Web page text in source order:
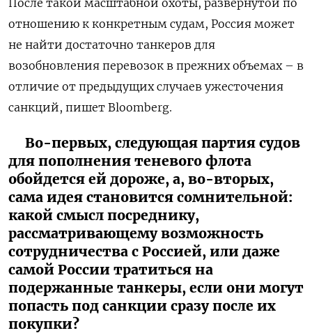
отношению к конкретным судам, Россия может
не найти достаточно танкеров для
возобновления перевозок в прежних объемах – в
отличие от предыдущих случаев ужесточения
санкций, пишет Bloomberg.
Во-первых, следующая партия судов
для пополнения теневого флота
обойдется ей дороже, а, во-вторых,
сама идея становится сомнительной:
какой смысл посреднику,
рассматривающему возможность
сотрудничества с Россией, или даже
самой России тратиться на
подержанные танкеры, если они могут
попасть под санкции сразу после их
покупки?